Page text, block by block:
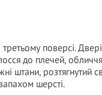
поверсі.
до плечей,
штани, розтягнутий
шерсті.